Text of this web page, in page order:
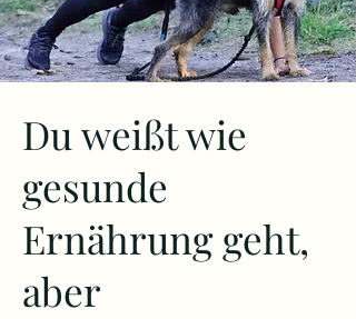
Du weißt wie
gesunde
Ernährung geht,
aber